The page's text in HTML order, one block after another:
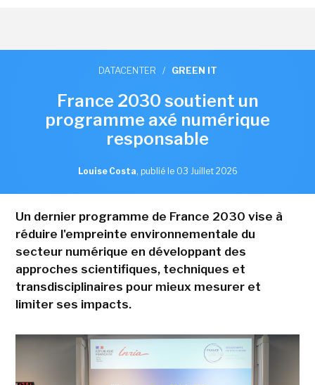
DATACENTER / GREEN IT
France 2030 soutient un
programme axé numérique
responsable
Louise Costa, publié le 03 Juillet 2026
Un dernier programme de France 2030 vise à
réduire l'empreinte environnementale du
secteur numérique en développant des
approches scientifiques, techniques et
transdisciplinaires pour mieux mesurer et
limiter ses impacts.